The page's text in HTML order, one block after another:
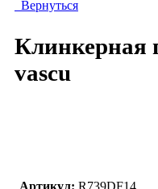
Вернуться
Клинкерная
vascu
Артикул: R739DF14